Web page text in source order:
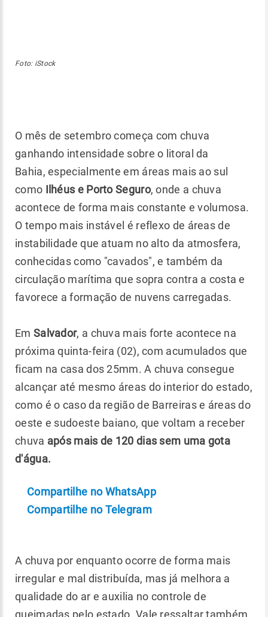
Foto: iStock
O mês de setembro começa com chuva
ganhando intensidade sobre o litoral da
Bahia, especialmente em áreas mais ao sul
como Ilhéus e Porto Seguro, onde a chuva
acontece de forma mais constante e volumosa.
O tempo mais instável é reflexo de áreas de
instabilidade que atuam no alto da atmosfera,
conhecidas como "cavados", e também da
circulação marítima que sopra contra a costa e
favorece a formação de nuvens carregadas.
Em Salvador, a chuva mais forte acontece na
próxima quinta-feira (02), com acumulados que
ficam na casa dos 25mm. A chuva consegue
alcançar até mesmo áreas do interior do estado,
como é o caso da região de Barreiras e áreas do
oeste e sudoeste baiano, que voltam a receber
chuva após mais de 120 dias sem uma gota
d'água.
Compartilhe no WhatsApp
Compartilhe no Telegram
A chuva por enquanto ocorre de forma mais
irregular e mal distribuída, mas já melhora a
qualidade do ar e auxilia no controle de
queimadas pelo estado. Vale ressaltar também